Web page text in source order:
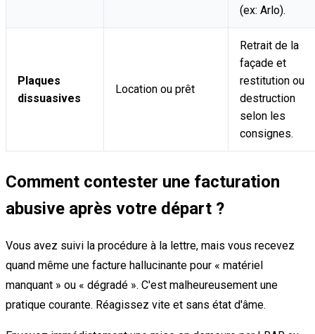
(ex: Arlo).
Plaques
dissuasives
Location ou prêt
Retrait de la
façade et
restitution ou
destruction
selon les
consignes.
Comment contester une facturation
abusive après votre départ ?
Vous avez suivi la procédure à la lettre, mais vous recevez
quand même une facture hallucinante pour « matériel
manquant » ou « dégradé ». C'est malheureusement une
pratique courante. Réagissez vite et sans état d'âme.